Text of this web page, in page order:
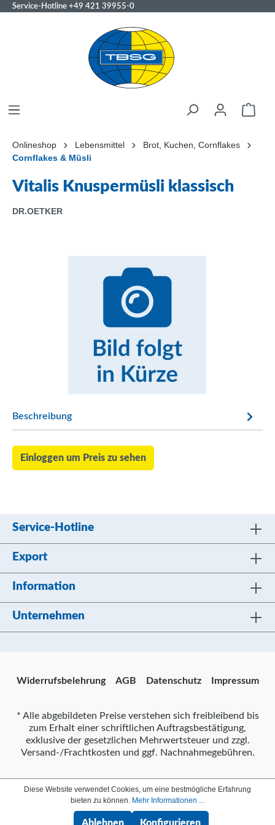
Service-Hotline +49 421 39955-0
Onlineshop Lebensmittel
Brot, Kuchen, Cornflakes
Cornflakes & Müsli
Vitalis Knuspermüsli klassisch
DR.OETKER
Beschreibung
Einloggen um Preis zu sehen
Service-Hotline
Export
Information
Unternehmen
Widerrufsbelehrung AGB Datenschutz Impressum
* Alle abgebildeten Preise verstehen sich freibleibend bis
zum Erhalt einer schriftlichen Auftragsbestätigung,
exklusive der gesetzlichen Mehrwertsteuer und zzgl.
Versand-/Frachtkosten und ggf. Nachnahmegebühren.
Diese Website verwendet Cookies, um eine bestmögliche Erfahrung
bieten zu können. Mehr Informationen ...